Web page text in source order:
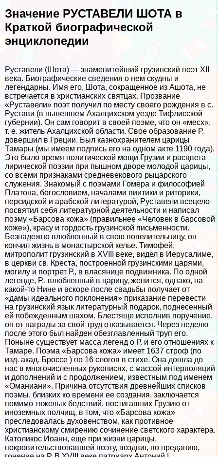
Значение РУСТАВЕЛИ ШОТА в
Краткой биографической
энциклопедии
Руставели (Шота) — знаменитейший грузинский поэт XII
века. Биографические сведения о нем скудны и
легендарны. Имя его, Шота, сокращенное из Ашота, не
встречается в христианских святцах. Прозвание
«Руставели» поэт получил по месту своего рождения в с.
Рустави (в нынешнем Ахалцихском уезде Тифлисской
губернии). Он сам говорит в своей поэме, что он «месх»,
т. е. житель Ахалцихской области. Свое образование Р.
довершил в Греции. Был казнохранителем царицы
Тамары (мы имеем подпись его на одном акте 1190 года).
Это было время политической мощи Грузии и расцвета
лирической поэзии при пышном дворе молодой царицы,
со всеми признаками средневекового рыцарского
служения. Знакомый с поэмами Гомера и философией
Платона, богословием, началами пиитики и риторики,
персидской и арабской литературой, Руставели всецело
посвятил себя литературной деятельности и написал
поэму «Барсова кожа» (правильнее «Человек в барсовой
коже»), красу и гордость грузинской письменности.
Безнадежно влюбленный в свою повелительницу, он
кончил жизнь в монастырской келье. Тимофей,
митрополит грузинский в XVIII веке, видел в Иерусалиме,
в церкви св. Креста, построенной грузинскими царями,
могилу и портрет Р., в власянице подвижника. По одной
легенде, Р., влюбленный в царицу, женится, однако, на
какой-то Нине и вскоре после свадьбы получает от
«дамы идеального поклонения» приказание перевести
на грузинский язык литературный подарок, поднесенный
ей побежденным шахом. Блестяще исполнив поручение,
он от награды за свой труд отказывается. Через неделю
после этого был найден обезглавленный труп его.
Поныне существует масса легенд о Р. и его отношениях к
Тамаре. Поэма «Барсова кожа» имеет 1637 строф (по
изд. акад. Броссе ) по 16 слогов в стихе. Она дошла до
нас в многочисленных рукописях, с массой интерполяций
и дополнений и с продолжением, известным под именем
«Оманиани». Причина отсутствия древнейших списков
поэмы, близких ко времени ее создания, заключается
помимо тяжелых бедствий, постигавших Грузию от
иноземных полчищ, в том, что «Барсова кожа»
преследовалась духовенством, как противное
христианскому смирению сочинение светского хаpaктера.
Католикос Иоанн, еще при жизни царицы,
покровительствовавшей поэту, воздвиг, по преданию,